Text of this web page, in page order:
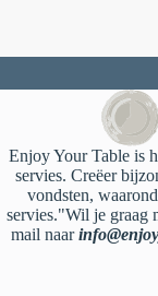
Enjoy Your Table is
servies. Creëer
vondsten,
servies."Wil je graag
mail naar